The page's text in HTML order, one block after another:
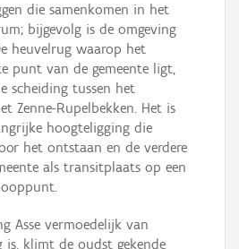
die samenkomen in het
bijgevolg is de omgeving
heuvelrug waarop het
punt van de gemeente ligt,
scheiding tussen het
Zenne-Rupelbekken. Het is
hoogteligging die
het ontstaan en de verdere
als transitplaats op een
Asse vermoedelijk van
is, klimt de oudst gekende